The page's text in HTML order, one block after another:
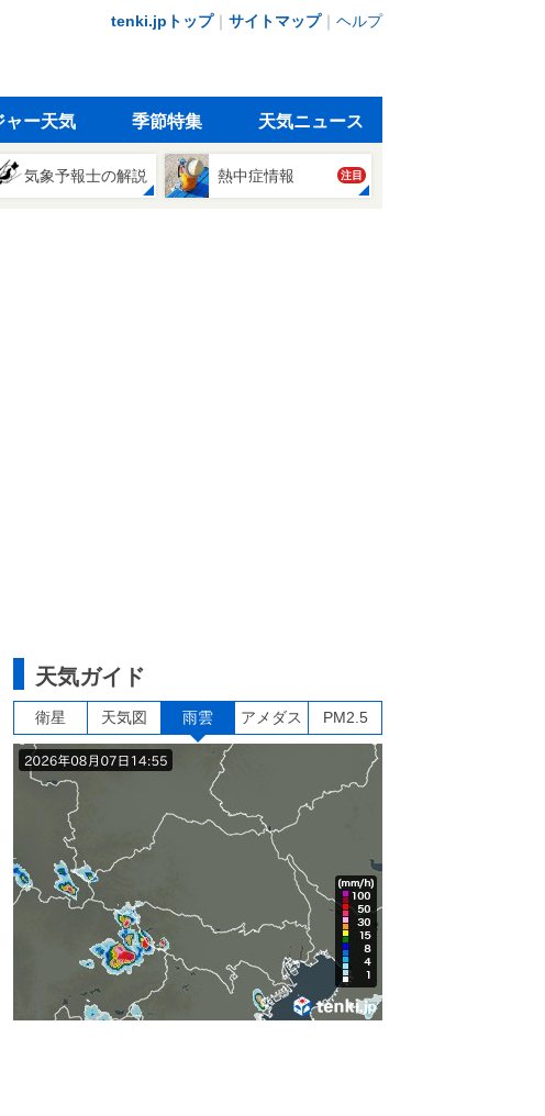
tenki.jpトップ｜ サイトマップ｜ ヘルプ
ャー天気 季節特集 天気ニュース
気象予報士の解説 熱中症情報 注目
天気ガイド
衛星 天気図 雨雲 アメダス PM2.5